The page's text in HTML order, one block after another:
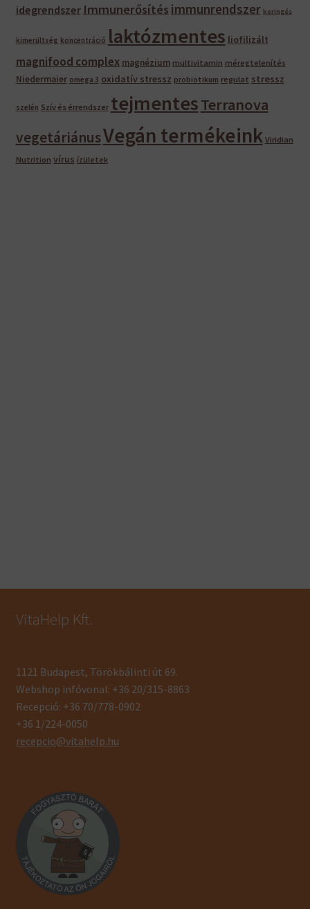
idegrendszer Immunerősítés immunrendszer keringés
kimerültség koncentráció laktózmentes liofilizált
magnifood complex magnézium multivitamin méregtelenítés
Niedermaier omega 3 oxidatív stressz probiotikum regulat stressz
szelén Szív és érrendszer tejmentesTerranova
vegetáriánusVegán termékeink Viridian
Nutrition vírus ízületek
VitaHelp Kft.
1121 Budapest, Törökbálinti út 69.
Webshop infóvonal: +36 20/315-8863
Recepció: +36 70/778-0902
+36 1/224-0050
recepcio@vitahelp.hu